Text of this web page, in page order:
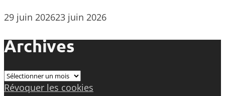
29 juin 202623 juin 2026
Archives
Archives
Révoquer les cookies